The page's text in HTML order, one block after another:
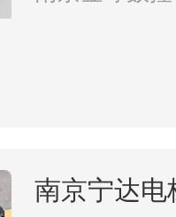
南京宁达电